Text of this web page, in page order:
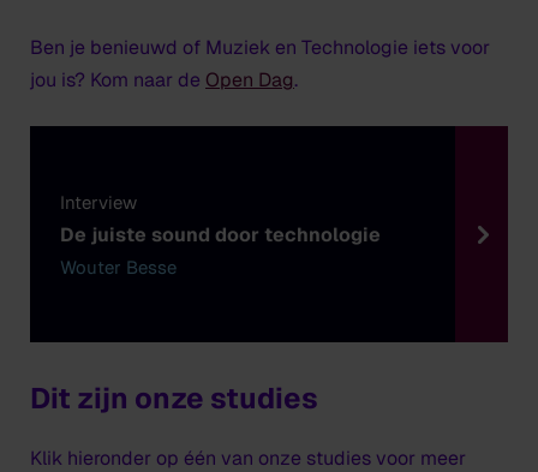
Ben je benieuwd of Muziek en Technologie iets voor
jou is? Kom naar de Open Dag.
Interview
De juiste sound door technologie
Wouter Besse
Dit zijn onze studies
Klik hieronder op één van onze studies voor meer